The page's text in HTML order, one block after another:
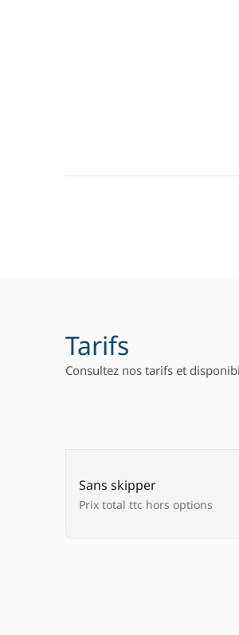
Tarifs
Consultez nos tarifs et
Sans skipper
Prix total ttc hors options